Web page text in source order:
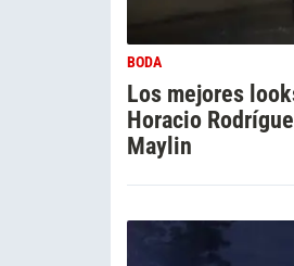
BODA
Los mejores
Horacio
Maylin